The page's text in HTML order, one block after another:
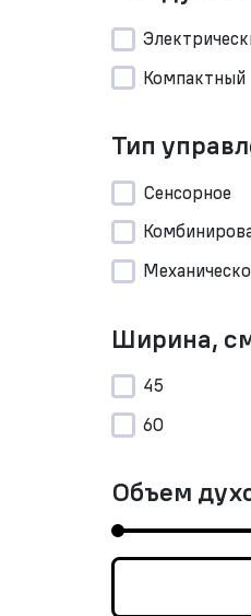
Компактный
Тип
Сенсорное
Ширина,
45
60
Объем